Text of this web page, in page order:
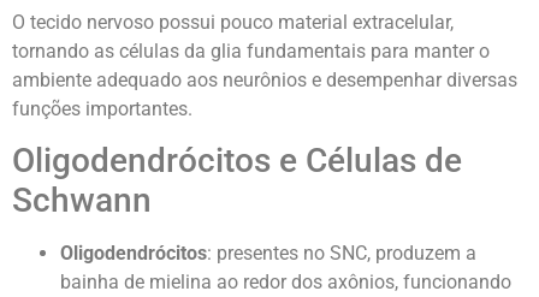
O tecido nervoso possui pouco material extracelular,
tornando as células da glia fundamentais para manter o
ambiente adequado aos neurônios e desempenhar diversas
funções importantes.
Oligodendrócitos e Células de
Schwann
Oligodendrócitos: presentes no SNC, produzem a
bainha de mielina ao redor dos axônios, funcionando